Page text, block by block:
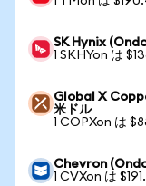
SK Hynix
1 SKHYon は
Global X
米ドル
1 COPXon は
Chevron
1 CVXon は